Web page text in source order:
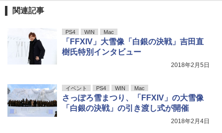
関連記事
PS4 WIN Mac
「FFXIV」大雪像「白銀の決戦」吉田直
樹氏特別インタビュー
2018年2月5日
イベント PS4 WIN Mac
さっぽろ雪まつり、「FFXIV」の大雪像
「白銀の決戦」の引き渡し式が開催
2018年2月4日